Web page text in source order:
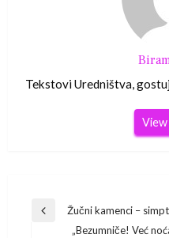
Tekstovi Uredništva,
Navigacija
Previous
Žučni kamenci –
„Bezumniče! Već